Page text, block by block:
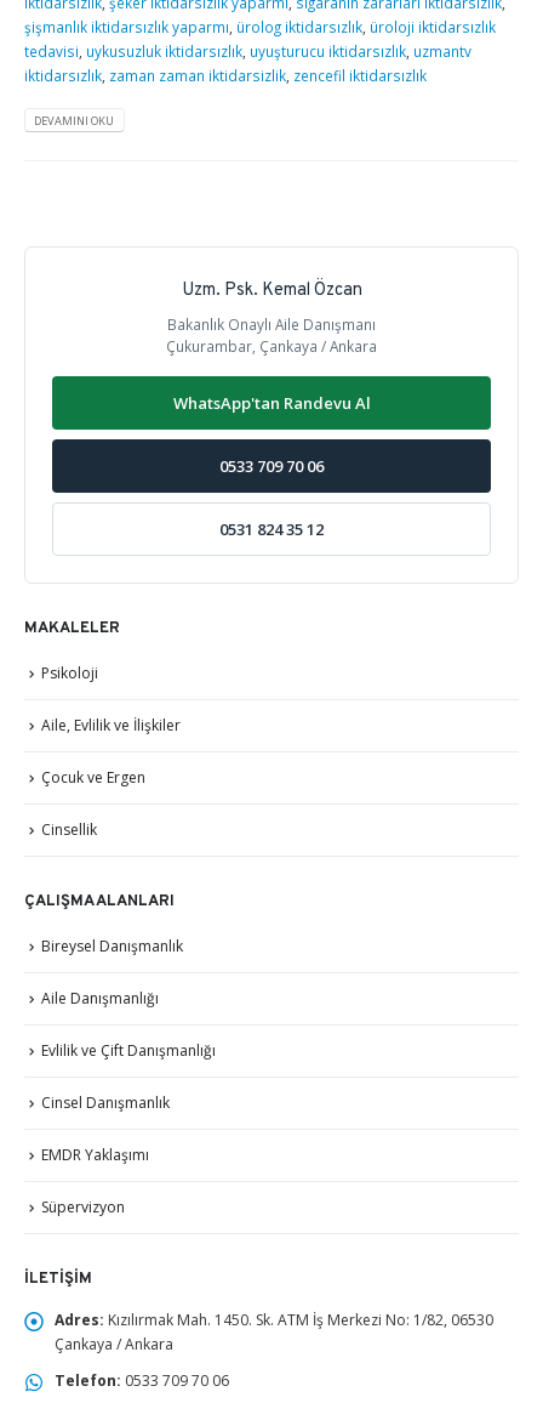
şişmanlık iktidarsızlık yaparmı, ürolog iktidarsızlık, üroloji iktidarsızlık
tedavisi, uykusuzluk iktidarsızlık, uyuşturucu iktidarsızlık, uzmantv
iktidarsızlık, zaman zaman iktidarsizlik, zencefil iktidarsızlık
DEVAMINI OKU
Uzm. Psk. Kemal Özcan
Bakanlık Onaylı Aile Danışmanı
Çukurambar, Çankaya / Ankara
WhatsApp'tan Randevu Al
0533 709 70 06
0531 824 35 12
MAKALELER
Psikoloji
Aile, Evlilik ve İlişkiler
Çocuk ve Ergen
Cinsellik
ÇALIŞMA ALANLARI
Bireysel Danışmanlık
Aile Danışmanlığı
Evlilik ve Çift Danışmanlığı
Cinsel Danışmanlık
EMDR Yaklaşımı
Süpervizyon
İLETIŞIM
Adres: Kızılırmak Mah. 1450. Sk. ATM İş Merkezi No: 1/82, 06530
Çankaya / Ankara
Telefon: 0533 709 70 06